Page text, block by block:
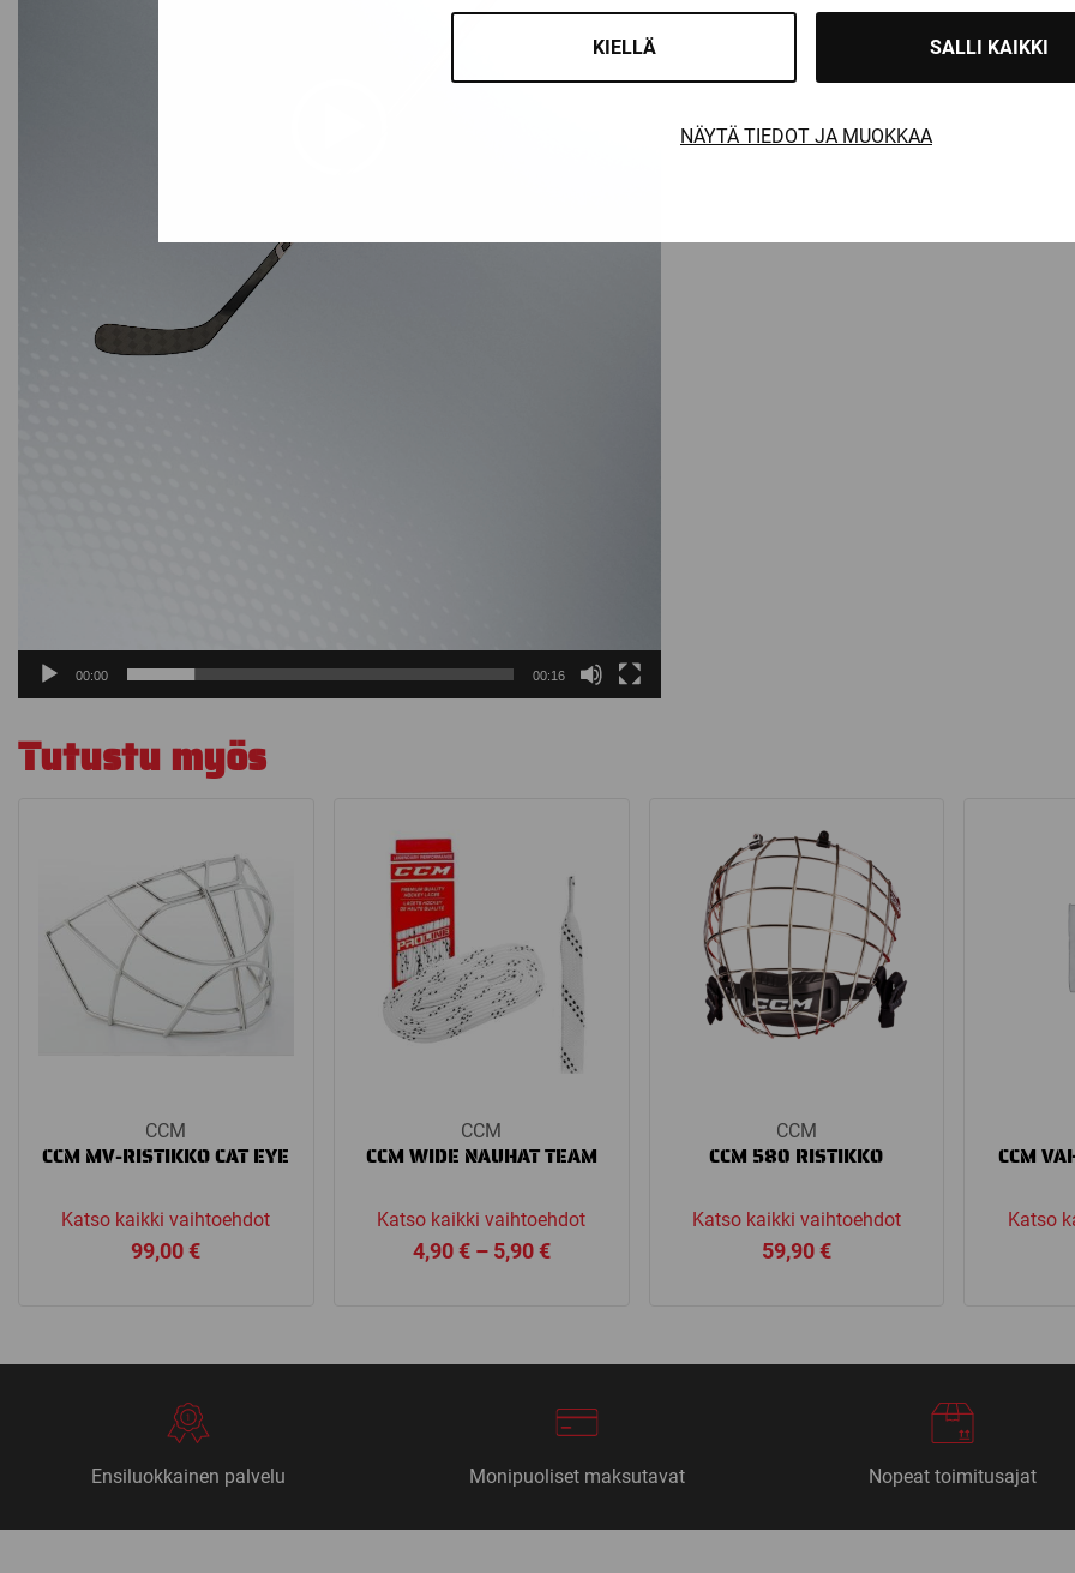
KIELLÄ SALLI KAIKKI
NÄYTÄ TIEDOT JA MUOKKAA
00:00 00:16
Tutustu myös
CCM
CCM MV-RISTIKKO CAT EYE
Katso kaikki vaihtoehdot
99,00€
CCM
CCM WIDE NAUHAT TEAM
Katso kaikki vaihtoehdot
4,90€ – 5,90€Price
CCM
CCM 580 RISTIKKO
Katso kaikki vaihtoehdot
59,90€
CCM
Katso
Ensiluokkainen palvelu Monipuoliset maksutavat Nopeat toimitusajat